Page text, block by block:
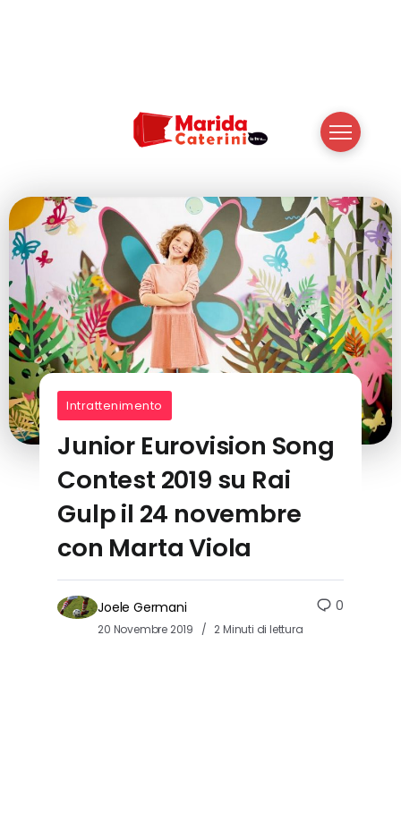
Intrattenimento
Junior Eurovision Song
Contest 2019 su Rai
Gulp il 24 novembre
con Marta Viola
Joele Germani
20 Novembre 2019 2 Minuti di lettura
0